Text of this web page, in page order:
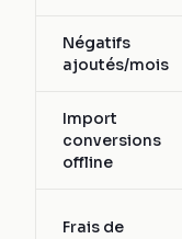
Négatifs
ajoutés/mois
Import
conversions
offline
Frais de